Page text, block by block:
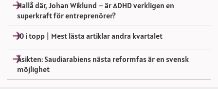
Hallå där, Johan Wiklund – är ADHD verkligen en
superkraft för entreprenörer?
10 i topp | Mest lästa artiklar andra kvartalet
Åsikten: Saudiarabiens nästa reformfas är en svensk
möjlighet